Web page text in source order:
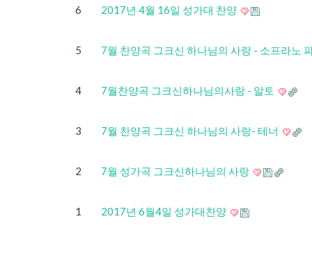
6 2017년 4월 16일 성가대 찬양
5 7월 찬양곡 그크신 하나님의 사랑 - 소프라노
4 7월찬양곡 그크신하나님의사랑 - 알토
3 7월 찬양곡 그크신 하나님의 사랑- 테너
2 7월 성가곡 그크신하나님의 사랑
1 2017년 6월4일 성가대찬양